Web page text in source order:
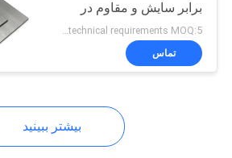
درج کاربید
برابر سایش و مقاوم در
برابر سایش YG6A اندازه
دانه ریز مقاومت بالا
As per technical requirements MOQ:5 کیلوگرم
تماس
بیشتر ببینید